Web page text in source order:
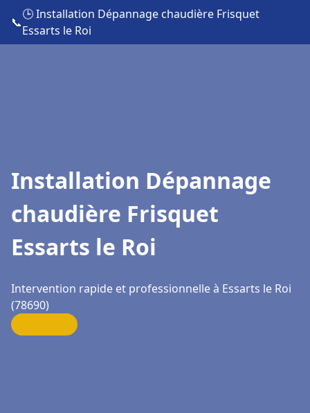
📞
🕒 Installation Dépannage chaudière Frisquet
Essarts le Roi
Installation Dépannage
chaudière Frisquet
Essarts le Roi
Intervention rapide et professionnelle à Essarts le Roi
(78690)